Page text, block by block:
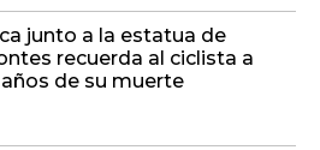
junto a la estatua de
recuerda al ciclista a
de su muerte